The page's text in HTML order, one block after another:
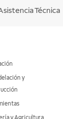
Técnica
y